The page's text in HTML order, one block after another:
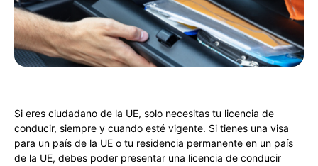
Si eres ciudadano de la UE, solo necesitas tu licencia de
conducir, siempre y cuando esté vigente. Si tienes una visa
para un país de la UE o tu residencia permanente en un país
de la UE, debes poder presentar una licencia de conducir